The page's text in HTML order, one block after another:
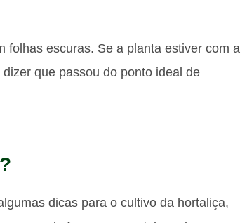
folhas escuras. Se a planta estiver com a
que passou do ponto ideal de
dicas para o cultivo da hortaliça,